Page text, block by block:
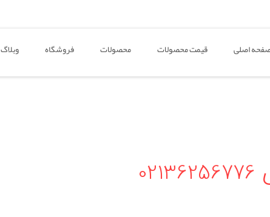
اصلی قیمت محصولات محصولات فروشگاه وبلاگ